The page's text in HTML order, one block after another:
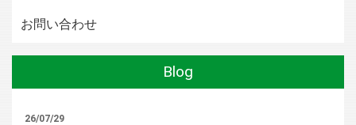
お問い合わせ
Blog
26/07/29